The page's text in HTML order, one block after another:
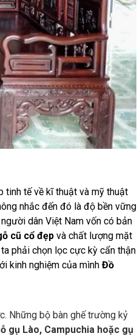
tinh tế về kĩ thuật và mỹ thuật
nhắc đến đó là độ bền vững
dân Việt Nam vốn có bản
cũ cổ đẹp và chất lượng mặt
phải chọn lọc cực kỳ cẩn thận
kinh nghiệm của mình Đồ
Những bộ bàn ghế trường kỷ
gụ Lào, Campuchia hoặc gụ